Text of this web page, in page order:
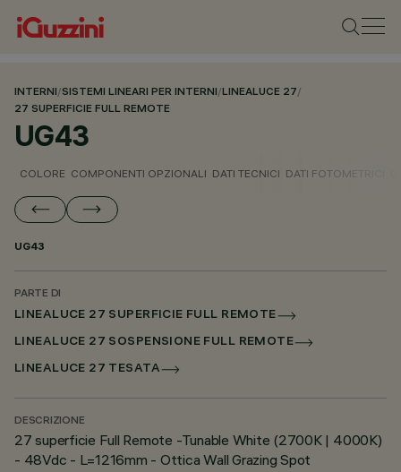
INTERNI/SISTEMI LINEARI PER INTERNI/LINEALUCE 27/
27 SUPERFICIE FULL REMOTE
UG43
COLORE COMPONENTI OPZIONALI DATI TECNICI DATI FOTOMETRICI
UG43
PARTE DI
LINEALUCE 27 SUPERFICIE FULL REMOTE
LINEALUCE 27 SOSPENSIONE FULL REMOTE
LINEALUCE 27 TESATA
DESCRIZIONE
27 superficie Full Remote -Tunable White (2700K | 4000K)
- 48Vdc - L=1216mm - Ottica Wall Grazing Spot